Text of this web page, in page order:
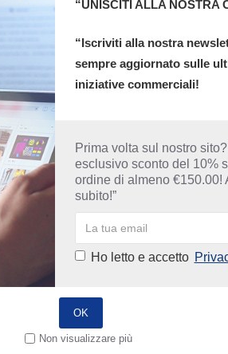
“UNISCITI ALLA NOSTRA
“Iscriviti alla nostra
sempre aggiornato sulle
iniziative commerciali!
Prima volta sul nostro
esclusivo sconto del 10%
ordine di almeno €150.00!
subito!”
Ho letto e accetto
OK
Non visualizzare più
Sei arrivato alla fine della lista.